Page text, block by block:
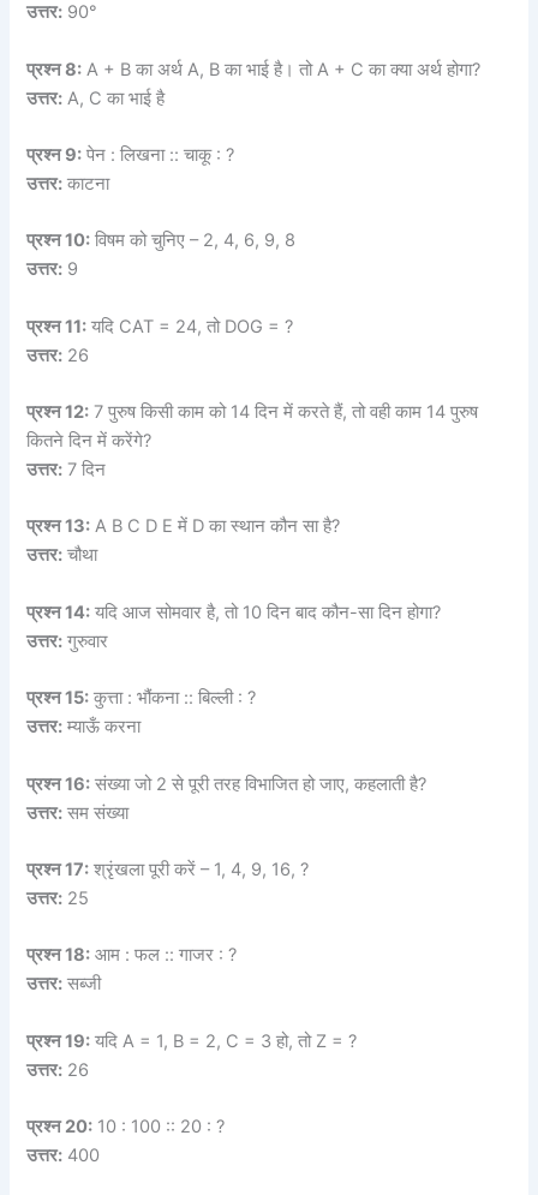
उत्तर: 90°
प्रश्न 8: A + B का अर्थ A, B का भाई है। तो A + C का क्या अर्थ होगा?
उत्तर: A, C का भाई है
प्रश्न 9: पेन : लिखना :: चाकू : ?
उत्तर: काटना
प्रश्न 10: विषम को चुनिए – 2, 4, 6, 9, 8
उत्तर: 9
प्रश्न 11: यदि CAT = 24, तो DOG = ?
उत्तर: 26
प्रश्न 12: 7 पुरुष किसी काम को 14 दिन में करते हैं, तो वही काम 14 पुरुष
कितने दिन में करेंगे?
उत्तर: 7 दिन
प्रश्न 13: A B C D E में D का स्थान कौन सा है?
उत्तर: चौथा
प्रश्न 14: यदि आज सोमवार है, तो 10 दिन बाद कौन-सा दिन होगा?
उत्तर: गुरुवार
प्रश्न 15: कुत्ता : भौंकना :: बिल्ली : ?
उत्तर: म्याऊँ करना
प्रश्न 16: संख्या जो 2 से पूरी तरह विभाजित हो जाए, कहलाती है?
उत्तर: सम संख्या
प्रश्न 17: श्रृंखला पूरी करें – 1, 4, 9, 16, ?
उत्तर: 25
प्रश्न 18: आम : फल :: गाजर : ?
उत्तर: सब्जी
प्रश्न 19: यदि A = 1, B = 2, C = 3 हो, तो Z = ?
उत्तर: 26
प्रश्न 20: 10 : 100 :: 20 : ?
उत्तर: 400